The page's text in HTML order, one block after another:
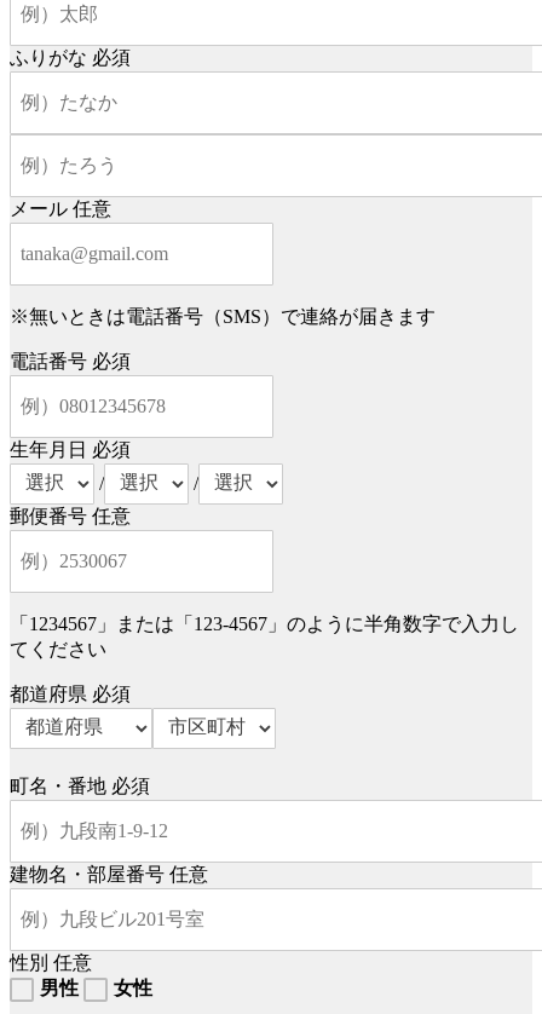
ふりがな 必須
メール 任意
※無いときは電話番号（SMS）で連絡が届きます
電話番号 必須
生年月日 必須
/
/
郵便番号 任意
「1234567」または「123-4567」のように半角数字で入力し
てください
都道府県 必須
町名・番地 必須
建物名・部屋番号 任意
性別 任意
男性
女性